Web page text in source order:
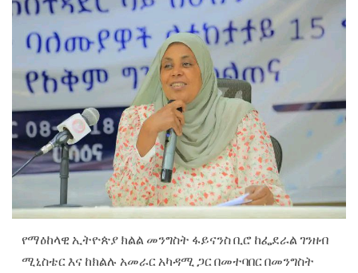
የማዕከላዊ ኢትዮጵያ ክልል መንግስት ፋይናንስ ቢሮ ከፌደራል ገንዘብ
ሚኒስቴር እና ከክልሉ አመራር አካዳሚ ጋር በመተባበር በመንግስት